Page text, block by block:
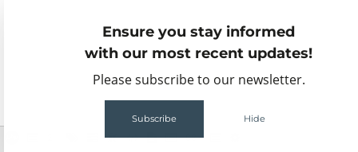
Ensure you stay informed
with our most recent updates!
Please subscribe to our newsletter.
Subscribe Hide
68